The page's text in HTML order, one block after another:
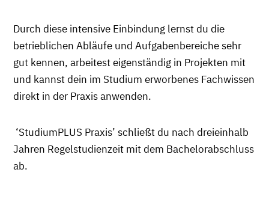
Durch diese intensive Einbindung lernst du die
betrieblichen Abläufe und Aufgabenbereiche sehr
gut kennen, arbeitest eigenständig in Projekten mit
und kannst dein im Studium erworbenes Fachwissen
direkt in der Praxis anwenden.
‘StudiumPLUS Praxis’ schließt du nach dreieinhalb
Jahren Regelstudienzeit mit dem Bachelorabschluss
ab.